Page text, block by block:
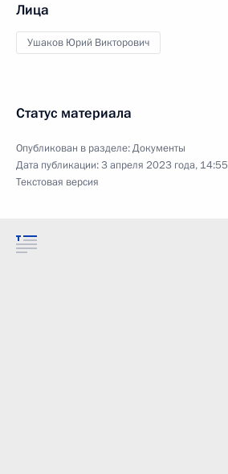
Лица
Ушаков Юрий Викторович
Статус материала
Опубликован в разделе:Документы
Дата публикации:3 апреля 2023 года, 14:55
Текстовая версия